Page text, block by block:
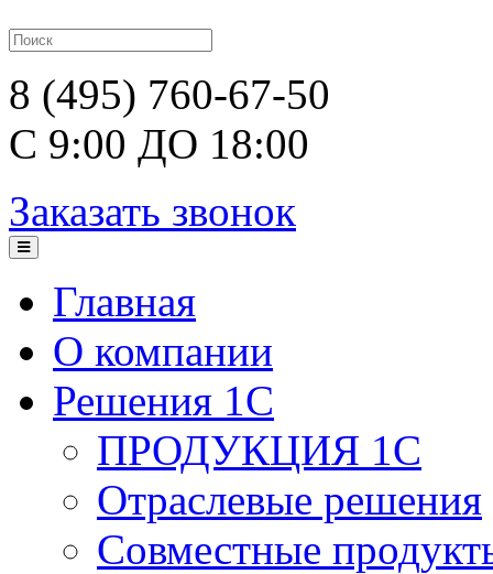
8 (495) 760-67-50
С 9:00 ДО 18:00
Заказать звонок
Главная
О компании
Решения 1С
ПРОДУКЦИЯ 1С
Отраслевые решения
Совместные